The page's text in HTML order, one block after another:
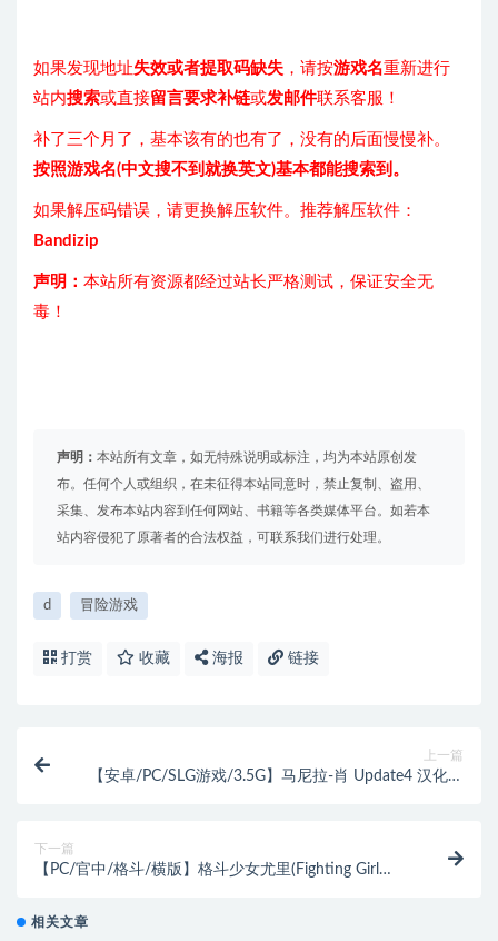
如果发现地址失效或者提取码缺失 ，请按游戏名重新进行
站内搜索或直接留言要求补链或发邮件联系客服！
补了三个月了，基本该有的也有了，没有的后面慢慢补。
按照游戏名(中文搜不到就换英文)基本都能搜索到。
如果解压码错误，请更换解压软件。推荐解压软件：
Bandizip
声明： 本站所有资源都经过站长严格测试，保证安全无
毒！
声明： 本站所有文章，如无特殊说明或标注，均为本站原创发
布。任何个人或组织，在未征得本站同意时，禁止复制、盗用、
采集、发布本站内容到任何网站、书籍等各类媒体平台。如若本
站内容侵犯了原著者的合法权益，可联系我们进行处理。
d 冒险游戏
打赏 收藏 海报 链接
上一篇
【安卓/PC/SLG游戏/3.5G】马尼拉-肖 Update4 汉化重
下一篇
【PC/官中/格斗/横版】格斗少女尤里(Fighting Girl
相关文章